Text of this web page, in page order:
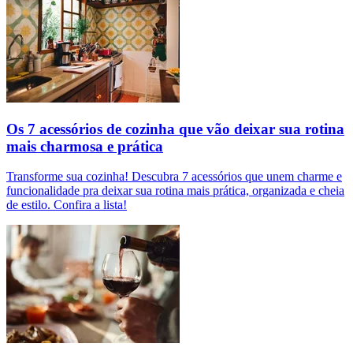
Os 7 acessórios de cozinha que vão deixar sua rotina
mais charmosa e prática
Transforme sua cozinha! Descubra 7 acessórios que unem charme e
funcionalidade pra deixar sua rotina mais prática, organizada e cheia
de estilo. Confira a lista!